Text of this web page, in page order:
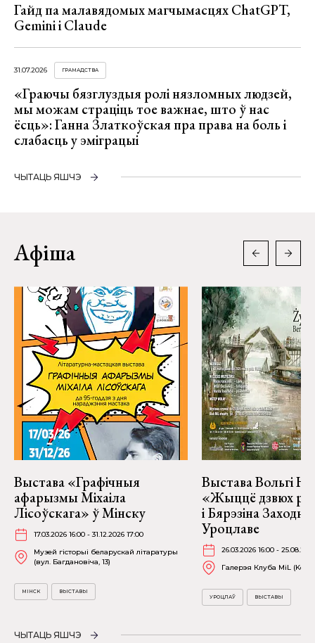
Гайд па малавядомых магчымасцях ChatGPT,
Gemini і Claude
31.07.2026 ГРАМАДСТВА
«Граючы бязглуздыя ролі нязломных людзей,
мы можам страціць тое важнае, што ў нас
ёсць»: Ганна Златкоўская пра права на боль і
слабасць у эміграцыі
ЧЫТАЦЬ ЯШЧЭ
Афіша
Выстава «Графічныя
афарызмы Міхаіла
Лісоўскага» ў Мінску
17.03.2026 16:00 - 31.12.2026 17:00
Музей гісторыі беларускай літаратуры
(вул. Багдановіча, 13)
МІНСК ВЫСТАВЫ
Выстава Вольгі
«Жыццё дзвюх
і Бярэзіна
Уроцлаве
26.03.2026 16:00 -
Галерэя Клуба MiL
УРОЦЛАЎ ВЫСТАВЫ
ЧЫТАЦЬ ЯШЧЭ